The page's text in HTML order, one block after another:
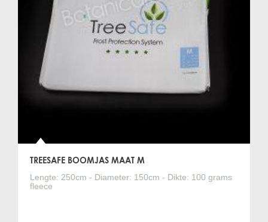
TREESAFE BOOMJAS MAAT M
Lengte: 250cm - Diameter: 150cm - Dikte: 100 grams
fleece